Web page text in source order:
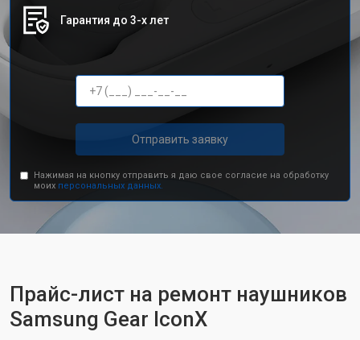
Гарантия до 3-х лет
Отправить заявку
Нажимая на кнопку отправить я даю свое согласие на обработку
моих персональных данных.
Прайс-лист на ремонт наушников
Samsung Gear IconX